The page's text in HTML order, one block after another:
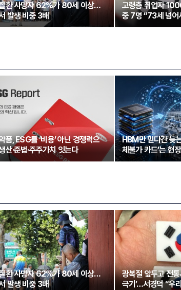
환 사망자 62%가 80세 이상…
발생 비중 3배
고령층 취업자
중 7명 “73세 넘어
품, ESG를 ‘비용’ 아닌 경쟁력으
산·준법·주주가치 잇는다
HBM만 믿다간 늦
체불가 카드’는 현
환 사망자 62%가 80세 이상…
발생 비중 3배
광복절 앞두고 전
극기’…서경덕 “우